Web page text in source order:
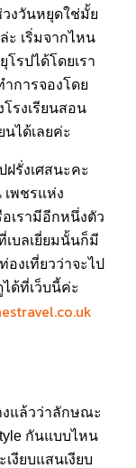
วงวันหยุดใช่มั้ย
ะ เริ่มจากไหน
โรปได้โดยเรา
ำการจองโดย
รงเรียนสอน
ได้เลยค่ะ
ฝรั่งเศสนะคะ
เพชรแห่ง
อเรามีอีกหนึ่งตัว
เบลเยี่ยมนั้นก็มี
งเที่ยวว่าจะไป
ด้ที่เว็บนี้ค่ะ
งแล้วว่าลักษณะ
กันแบบไหน
งียบแสนเงียบ